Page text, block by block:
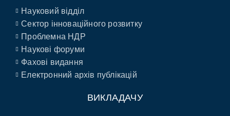
Науковий відділ
Сектор інноваційного розвитку
Проблемна НДР
Наукові форуми
Фахові видання
Електронний архів публікацій
ВИКЛАДАЧУ